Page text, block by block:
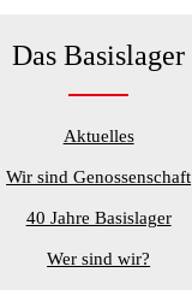
Das Basislager
Aktuelles
Wir sind Genossenschaft
40 Jahre Basislager
Wer sind wir?